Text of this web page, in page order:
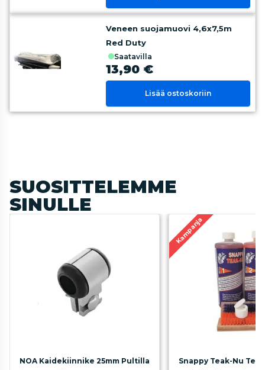
Veneen suojamuovi 4,6x7,5m
Red Duty
saatavilla
13,90 €
Lisää ostoskoriin
SUOSITTELEMME
SINULLE
NOA Kaidekiinnike 25mm Pultilla
Kampanja
Snappy Teak-Nu